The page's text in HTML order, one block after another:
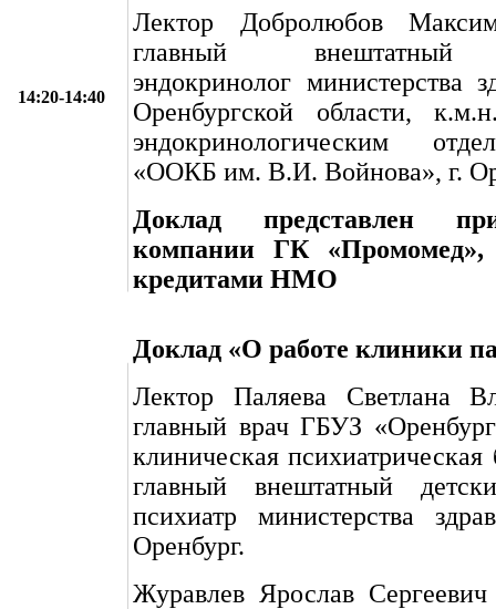
14:20-14:40
Лектор Добролюбов
главный внештатный
эндокринолог министерства
Оренбургской области,
эндокринологическим
«ООКБ им. В.И. Войнова», г.
Доклад представлен
компании ГК «Промомед»,
кредитами НМО
Доклад «О работе клиники
Лектор Паляева Светлана
главный врач ГБУЗ
клиническая
главный внештатный
психиатр министерства
Оренбург.
Журавлев Ярослав